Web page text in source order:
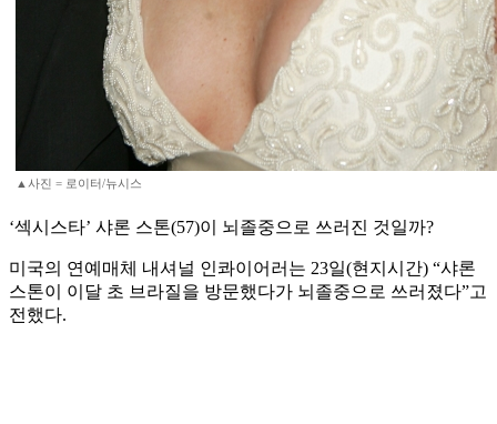
▲사진 = 로이터/뉴시스
‘섹시스타’ 샤론 스톤(57)이 뇌졸중으로 쓰러진 것일까?
미국의 연예매체 내셔널 인콰이어러는 23일(현지시간) “샤론
스톤이 이달 초 브라질을 방문했다가 뇌졸중으로 쓰러졌다”고
전했다.